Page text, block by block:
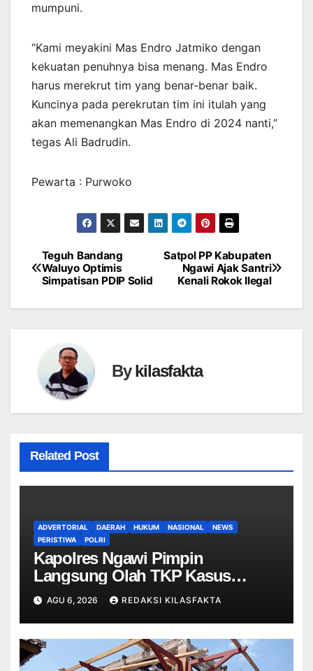
mumpuni.
“Kami meyakini Mas Endro Jatmiko dengan
kekuatan penuhnya bisa menang. Mas Endro
harus merekrut tim yang benar-benar baik.
Kuncinya pada perekrutan tim ini itulah yang
akan memenangkan Mas Endro di 2024 nanti,”
tegas Ali Badrudin.
Pewarta : Purwoko
Navigasi
pos
Satpol PP Kabupaten
Ngawi Ajak Santri
Kenali Rokok Ilegal
Teguh Bandang
Waluyo Optimis
Simpatisan PDIP Solid
Bykilasfakta
Related Post
ADVERTORIAL DAERAH HUKUM NASIONAL
NEWS
PERISTIWA
POLRI
Kapolres Ngawi Pimpin
Langsung Olah TKP Kasus
Penganiayaan Berujung
Meninggal Dunia di Kedunggalar
AGU 6, 2026 REDAKSI KILASFAKTA